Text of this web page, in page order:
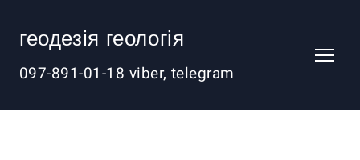
геодезія геологія
097-891-01-18 viber, telegram